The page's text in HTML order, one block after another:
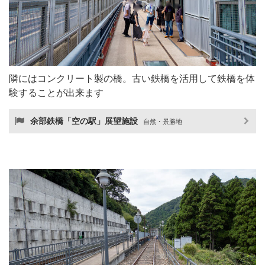
隣にはコンクリート製の橋。古い鉄橋を活用して鉄橋を体
験することが出来ます
余部鉄橋「空の駅」展望施設 自然・景勝地